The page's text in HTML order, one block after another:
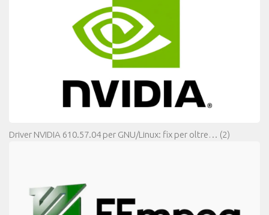
Driver NVIDIA 610.57.04 per GNU/Linux: fix per oltre… (2)